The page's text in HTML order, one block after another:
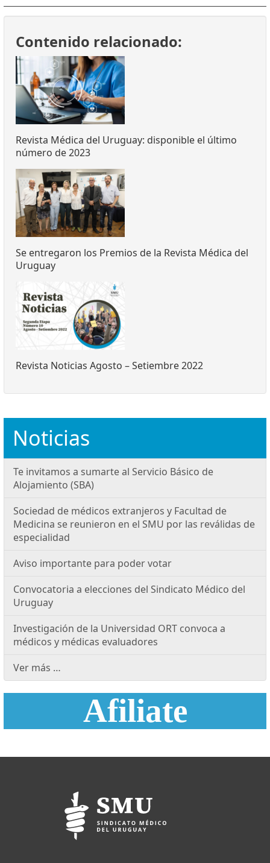
Contenido relacionado:
Revista Médica del Uruguay: disponible el último
número de 2023
Se entregaron los Premios de la Revista Médica del
Uruguay
Revista Noticias Agosto – Setiembre 2022
Noticias
Te invitamos a sumarte al Servicio Básico de
Alojamiento (SBA)
Sociedad de médicos extranjeros y Facultad de
Medicina se reunieron en el SMU por las reválidas de
especialidad
Aviso importante para poder votar
Convocatoria a elecciones del Sindicato Médico del
Uruguay
Investigación de la Universidad ORT convoca a
médicos y médicas evaluadores
Ver más …
Afiliate